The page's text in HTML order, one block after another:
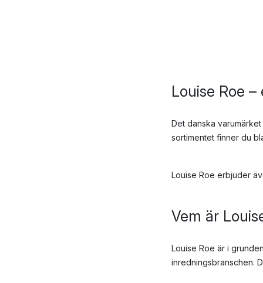
Louise Roe
Det danska
sortimentet finner du
Louise Roe erbjuder
Vem är
Louise Roe är i
inredningsbranschen.